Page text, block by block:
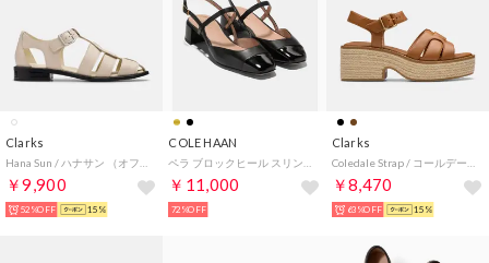
Clarks
￥9,900
52%OFF 15%
COLE HAAN
￥11,000
72%OFF
Clarks
￥8,470
63%OFF 15%